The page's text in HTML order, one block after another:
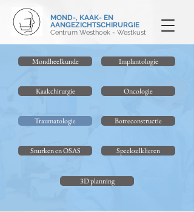
MOND-, KAAK- EN
AANGEZICHTSCHIRURGIE
Centrum Westhoek - Westkust
Mondheelkunde
Kaakchirurgie
Traumatologie
Snurken en OSAS
Implantologie
Oncologie
Botreconstructie
Speekselklieren
3D planning